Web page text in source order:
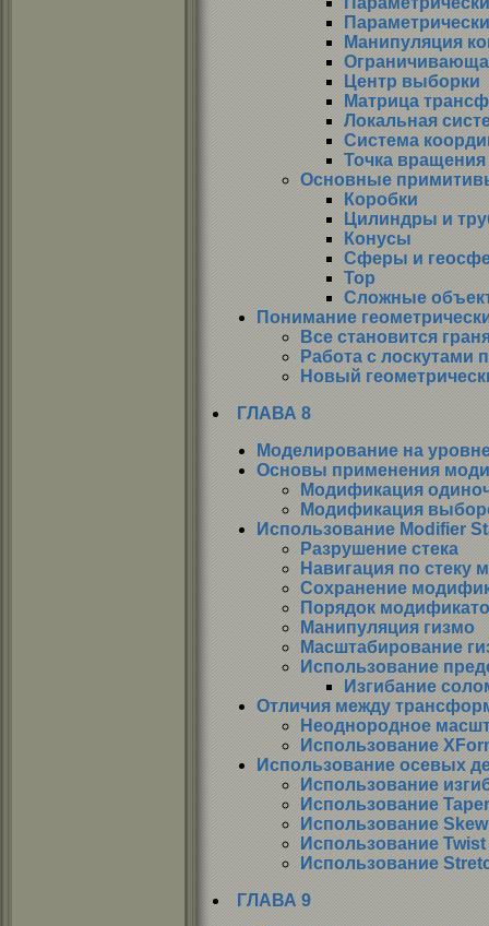
Манипуляция
Центр выборки
Матрица
Локальная
Система
Точка вращения
Основные
Коробки
Цилиндры и
Конусы
Сферы и
Top
Сложные
Понимание
Все становится
Работа с лоскутами
Новый
ГЛАВА 8
Моделирование на
Основы применения
Модификация
Модификация
Использование Modifier
Разрушение стека
Навигация по стеку
Сохранение
Порядок
Манипуляция гизмо
Масштабирование
Использование
Изгибание
Отличия между
Неоднородное
Использование
Использование осевых
Использование
Использование Taper
Использование Skew
Использование Twist
Использование
ГЛАВА 9